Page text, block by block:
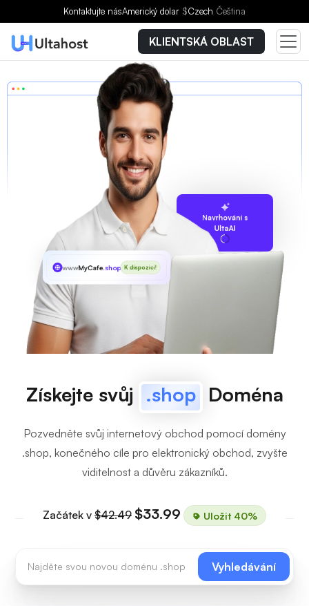
Kontaktujte násAmerický dolar $Czech Čeština
KLIENTSKÁ OBLAST
Navrhování s
UltaAI
wwwMyCafe.shop K dispozici!
Získejte svůj .shop Doména
Pozvedněte svůj internetový obchod pomocí domény
.shop, konečného cíle pro elektronický obchod, zvyšte
viditelnost a důvěru zákazníků.
Začátek v $42.49 $33.99 Uložit 40%
Vyhledávání